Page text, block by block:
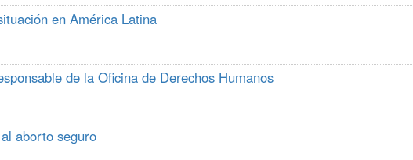
en América Latina
de la Oficina de Derechos Humanos
aborto seguro